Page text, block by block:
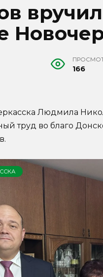
166
Людмила
труд во благо